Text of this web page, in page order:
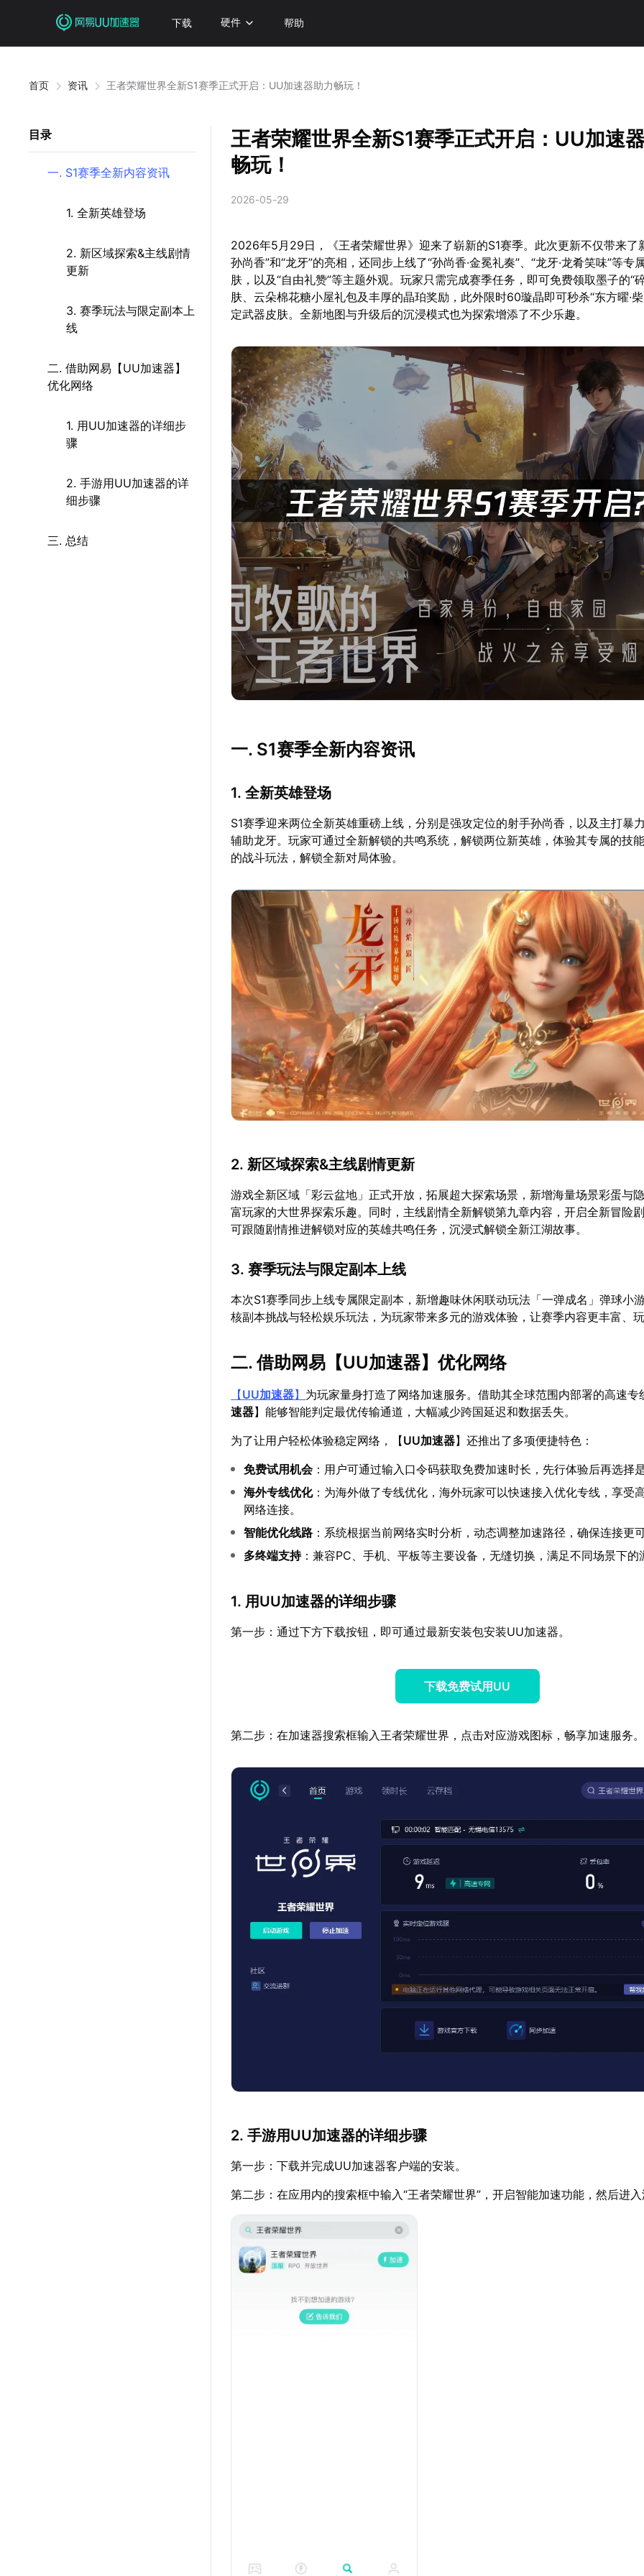
下载 硬件 帮助
首页 资讯 王者荣耀世界全新S1赛季正式开启：UU加速器助力畅玩！
目录
一. S1赛季全新内容资讯
1. 全新英雄登场
2. 新区域探索&主线剧情
更新
3. 赛季玩法与限定副本上
线
二. 借助网易【UU加速器】
优化网络
1. 用UU加速器的详细步
骤
2. 手游用UU加速器的详
细步骤
三. 总结
王者荣耀世界全新S1赛季正式开启：UU加速
畅玩！
2026-05-29
2026年5月29日，《王者荣耀世界》迎来了崭新的S1赛季。此次更新不仅带来了
孙尚香”和“龙牙”的亮相，还同步上线了“孙尚香·金冕礼奏”、“龙牙·龙肴笑味”等专
肤，以及“自由礼赞”等主题外观。玩家只需完成赛季任务，即可免费领取墨子的“
肤、云朵棉花糖小屋礼包及丰厚的晶珀奖励，此外限时60璇晶即可秒杀“东方曜·
定武器皮肤。全新地图与升级后的沉浸模式也为探索增添了不少乐趣。
一. S1赛季全新内容资讯
1. 全新英雄登场
S1赛季迎来两位全新英雄重磅上线，分别是强攻定位的射手孙尚香，以及主打暴
辅助龙牙。玩家可通过全新解锁的共鸣系统，解锁两位新英雄，体验其专属的技
的战斗玩法，解锁全新对局体验。
2. 新区域探索&主线剧情更新
游戏全新区域「彩云盆地」正式开放，拓展超大探索场景，新增海量场景彩蛋与
富玩家的大世界探索乐趣。同时，主线剧情全新解锁第九章内容，开启全新冒险
可跟随剧情推进解锁对应的英雄共鸣任务，沉浸式解锁全新江湖故事。
3. 赛季玩法与限定副本上线
本次S1赛季同步上线专属限定副本，新增趣味休闲联动玩法「一弹成名」弹球小
核副本挑战与轻松娱乐玩法，为玩家带来多元的游戏体验，让赛季内容更丰富、
二. 借助网易【UU加速器】优化网络
【UU加速器】 为玩家量身打造了网络加速服务。借助其全球范围内部署的高速专
速器】能够智能判定最优传输通道，大幅减少跨国延迟和数据丢失。
为了让用户轻松体验稳定网络，【UU加速器】还推出了多项便捷特色：
免费试用机会：用户可通过输入口令码获取免费加速时长，先行体验后再选择
海外专线优化：为海外做了专线优化，海外玩家可以快速接入优化专线，享受
网络连接。
智能优化线路 ：系统根据当前网络实时分析，动态调整加速路径，确保连接更
多终端支持：兼容PC、手机、平板等主要设备，无缝切换，满足不同场景下的
1. 用UU加速器的详细步骤
第一步：通过下方下载按钮，即可通过最新安装包安装UU加速器。
下载免费试用UU
第二步：在加速器搜索框输入王者荣耀世界，点击对应游戏图标，畅享加速服务
2. 手游用UU加速器的详细步骤
第一步：下载并完成UU加速器客户端的安装。
第二步：在应用内的搜索框中输入“王者荣耀世界”，开启智能加速功能，然后进